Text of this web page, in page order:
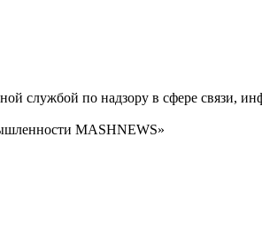
по надзору в сфере связи,
MASHNEWS»